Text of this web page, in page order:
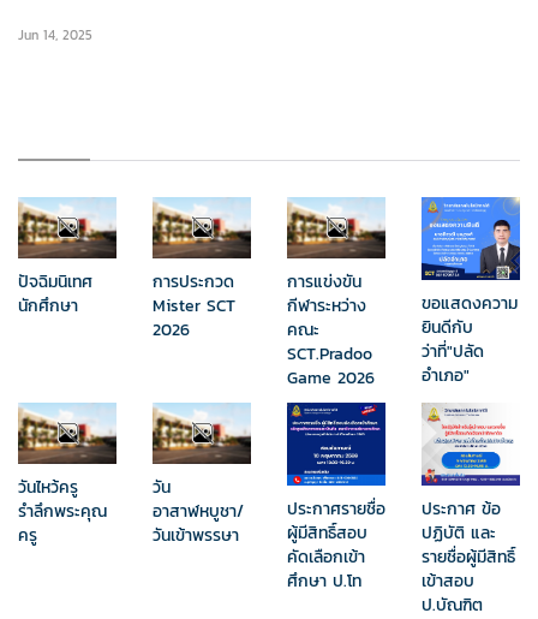
Jun 14, 2025
ปัจฉิมนิเทศ
นักศึกษา
การประกวด
Mister SCT
2026
การแข่งขัน
กีฬาระหว่าง
คณะ
SCT.Pradoo
Game 2026
ขอแสดงความ
ยินดีกับ
ว่าที่"ปลัด
อำเภอ"
วันไหว้ครู
รำลึกพระคุณ
ครู
วัน
อาสาฬหบูชา/
วันเข้าพรรษา
ประกาศรายชื่อ
ผู้มีสิทธิ์สอบ
คัดเลือกเข้า
ศึกษา ป.โท
ประกาศ ข้อ
ปฏิบัติ และ
รายชื่อผู้มีสิทธิ์
เข้าสอบ​
ป.บัณฑิต